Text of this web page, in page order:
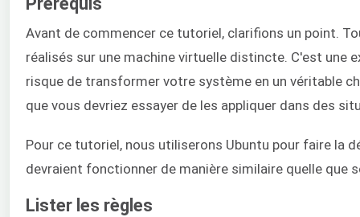
Avant de commencer ce tutoriel, clarifions un point.
réalisés sur une machine virtuelle distincte. C'est une
risque de transformer votre système en un véritable
que vous devriez essayer de les appliquer dans des
Pour ce tutoriel, nous utiliserons Ubuntu pour faire la
devraient fonctionner de manière similaire quelle que
Lister les règles